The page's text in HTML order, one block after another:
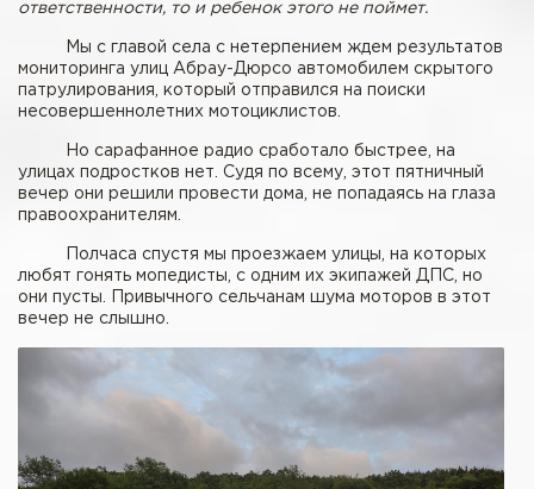
ответственности, то и ребенок этого не поймет.
Мы с главой села с нетерпением ждем результатов
мониторинга улиц Абрау-Дюрсо автомобилем скрытого
патрулирования, который отправился на поиски
несовершеннолетних мотоциклистов.
Но сарафанное радио сработало быстрее, на
улицах подростков нет. Судя по всему, этот пятничный
вечер они решили провести дома, не попадаясь на глаза
правоохранителям.
Полчаса спустя мы проезжаем улицы, на которых
любят гонять мопедисты, с одним их экипажей ДПС, но
они пусты. Привычного сельчанам шума моторов в этот
вечер не слышно.